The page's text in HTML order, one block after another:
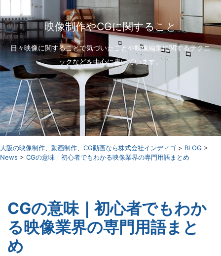
映像制作やCGに関すること
日々映像に関することで気づいたことや映像編集に関するテクニ
ックなどを中心に書いています。
⼤阪の映像制作、動画制作、CG動画なら株式会社インディゴ > BLOG >
News > CGの意味｜初心者でもわかる映像業界の専門用語まとめ
CGの意味｜初心者でもわか
る映像業界の専門用語まと
め